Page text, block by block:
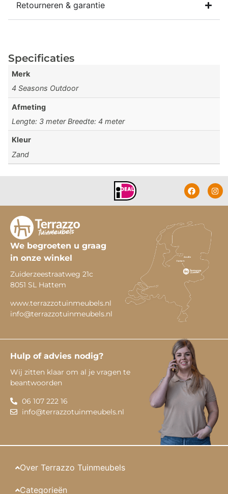
Retourneren & garantie
Specificaties
Merk
4 Seasons Outdoor
Afmeting
Lengte: 3 meter Breedte: 4 meter
Kleur
Zand
We begroeten u graag
in onze winkel
Zuiderzeestraatweg 21c
8051 SL Hattem
www.terrazzotuinmeubels.nl
info@terrazzotuinmeubels.nl
Hulp of advies nodig?
Wij zitten klaar om al je vragen te
beantwoorden
06 107 222 16
info@terrazzotuinmeubels.nl
Over Terrazzo Tuinmeubels
Categorieën